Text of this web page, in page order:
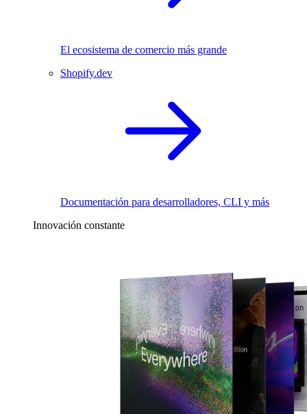
El ecosistema de comercio más grande
Shopify.dev
Documentación para desarrolladores, CLI y más
Innovación constante